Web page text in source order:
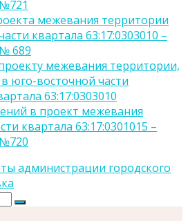
межевания территории
квартала 63:17:0303010 –
689
межевания территории,
юго-восточной части
63:17:0303010
в проект межевания
квартала 63:17:0301015 –
администрации городского
Поиск